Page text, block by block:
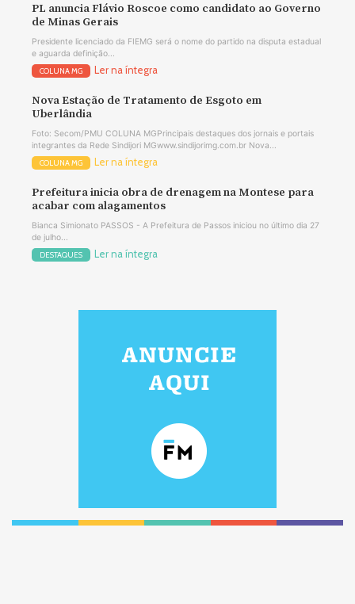
PL anuncia Flávio Roscoe como candidato ao Governo
de Minas Gerais
Presidente licenciado da FIEMG será o nome do partido na disputa estadual
e aguarda definição...
COLUNA MG Ler na íntegra
Nova Estação de Tratamento de Esgoto em
Uberlândia
Foto: Secom/PMU COLUNA MGPrincipais destaques dos jornais e portais
integrantes da Rede Sindijori MGwww.sindijorimg.com.br Nova...
COLUNA MG Ler na íntegra
Prefeitura inicia obra de drenagem na Montese para
acabar com alagamentos
Bianca Simionato PASSOS - A Prefeitura de Passos iniciou no último dia 27
de julho...
DESTAQUES Ler na íntegra